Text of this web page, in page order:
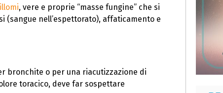
, vere e proprie “masse fungine” che si
nell’espettorato), affaticamento e
bronchite o per una riacutizzazione di
toracico, deve far sospettare